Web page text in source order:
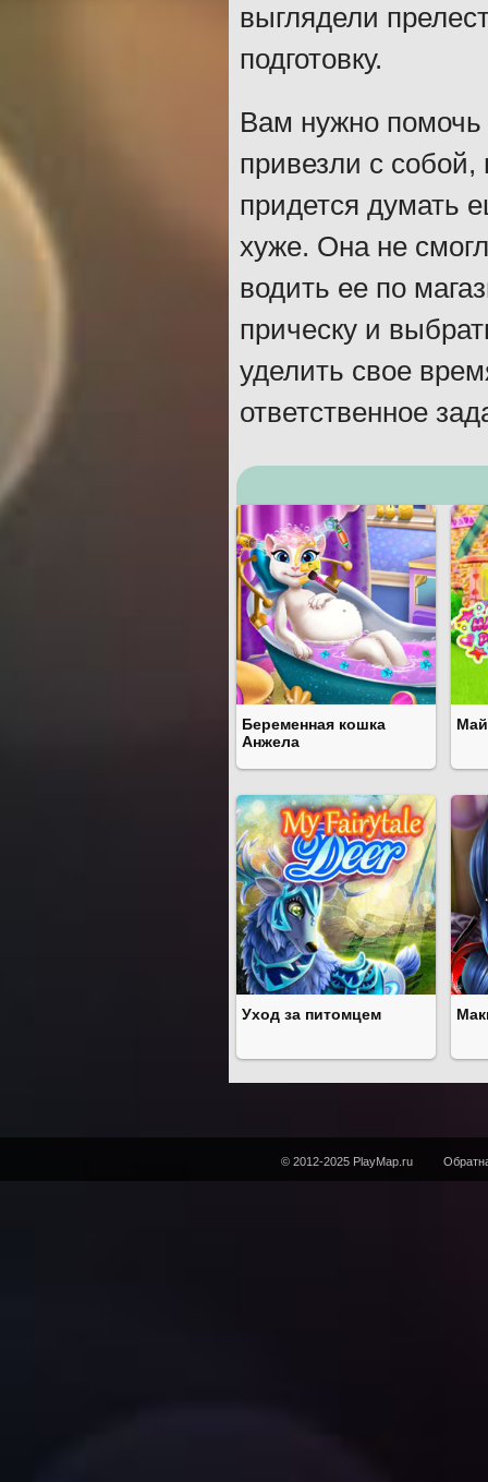
выглядели
подготовку.
Вам нужно помочь
привезли с
придется думать
хуже. Она не
водить ее по
прическу и
уделить свое
ответственное
Беременная кошка
Анжела
Уход за питомцем
© 2012-2025 PlayMap.ru